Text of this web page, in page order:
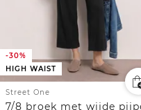
-30%
HIGH WAIST
Street One